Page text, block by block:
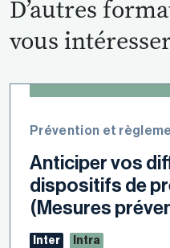
D’autres
vous
Prévention et
Anticiper vos
dispositifs de
(Mesures
Inter Intra